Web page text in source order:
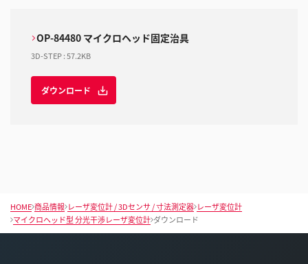
OP-84480 マイクロヘッド固定治具
3D-STEP:57.2KB
ダウンロード
HOME 商品情報 レーザ変位計 / 3Dセンサ / 寸法測定器 レーザ変位計
マイクロヘッド型 分光干渉レーザ変位計 ダウンロード